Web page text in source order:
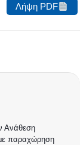
Λήψη PDF
Ανάθεση
παραχώρηση